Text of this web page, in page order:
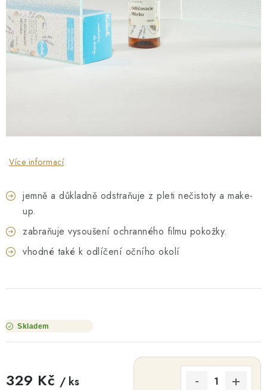
O NÁS NÁŠ PŘÍBĚH FIREMNÍ DÁRKY
DOPRAVA A PLATBA
Více informací
jemně a důkladně odstraňuje z pleti nečistoty a make-
up.
zabraňuje vysoušení ochranného filmu pokožky.
vhodné také k odlíčení očního okolí
Skladem
329 Kč / ks